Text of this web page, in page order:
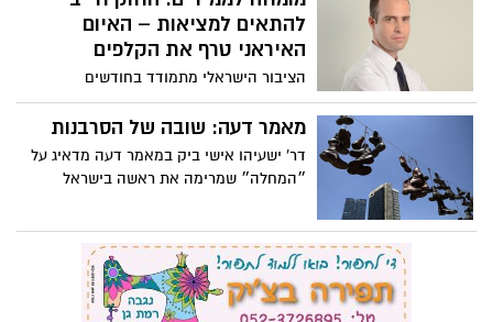
למרות התלונות והביקורות:
סולברג ימונה לתפקיד משנה
לנשיא בית המשפט העליון
למרות הביקורת נגדו שהוגשה לוועדה לבחירת
שופטים
מאמר דעה: רונן התחרפן
דר' ישעיהו אישי ביק במאמר נוקב חושף את
הכשלים הרבים של רונן בר כראש השב״כ